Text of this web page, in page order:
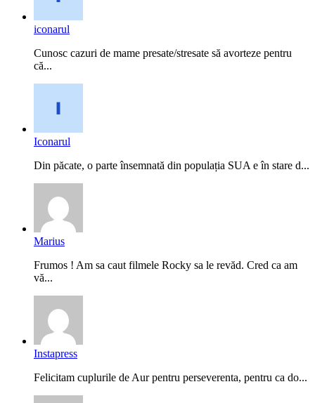
iconarul
Cunosc cazuri de mame presate/stresate să avorteze pentru
că...
Iconarul
Din păcate, o parte însemnată din populația SUA e în stare d...
Marius
Frumos ! Am sa caut filmele Rocky sa le revăd. Cred ca am
vă...
Instapress
Felicitam cuplurile de Aur pentru perseverenta, pentru ca do...